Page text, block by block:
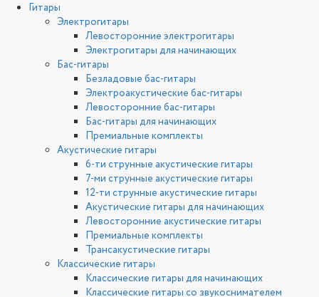
Гитары
Электрогитары
Левосторонние электрогитары
Электрогитары для начинающих
Бас-гитары
Безладовые бас-гитары
Электроакустические бас-гитары
Левосторонние бас-гитары
Бас-гитары для начинающих
Премиальные комплекты
Акустические гитары
6-ти струнные акустические гитары
7-ми струнные акустические гитары
12-ти струнные акустические гитары
Акустические гитары для начинающих
Левосторонние акустические гитары
Премиальные комплекты
Трансакустические гитары
Классические гитары
Классические гитары для начинающих
Классические гитары со звукоснимателем